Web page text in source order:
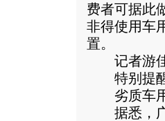
费者可据此
非得使用车
置。
记者游佳
特别提
劣质车用
据悉，广